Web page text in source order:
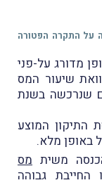
על התקרה הפטורה
מדורג על-פני
של 5% עד להשוואת שיעור המס
שנרכשה בשנת
התיקון המוצע
באופן מלא.
מס
החייבת גבוהה